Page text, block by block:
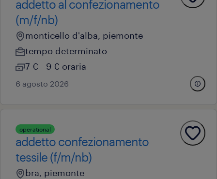
addetto al confezionamento
(m/f/nb)
monticello d'alba, piemonte
tempo determinato
7 € - 9 € oraria
6 agosto 2026
operational
addetto confezionamento
tessile (f/m/nb)
bra, piemonte